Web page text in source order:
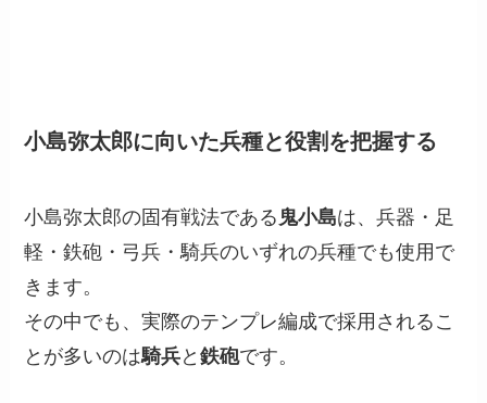
小島弥太郎に向いた兵種と役割を把握する
小島弥太郎の固有戦法である 鬼小島は、兵器・足
軽・鉄砲・弓兵・騎兵のいずれの兵種でも使用で
きます。
その中でも、実際のテンプレ編成で採用されるこ
とが多いのは騎兵と鉄砲です。